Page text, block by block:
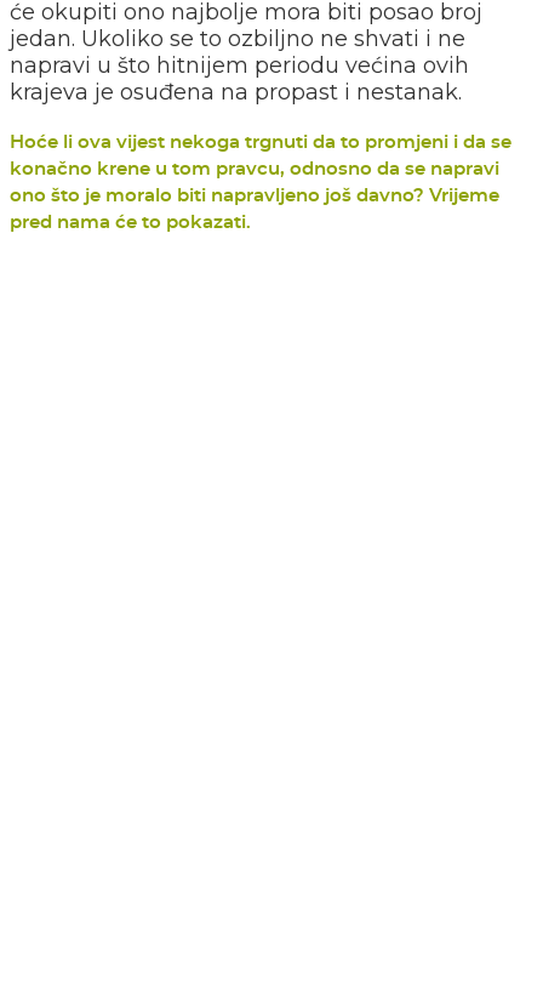
će okupiti ono najbolje mora biti posao broj
jedan. Ukoliko se to ozbiljno ne shvati i ne
napravi u što hitnijem periodu većina ovih
krajeva je osuđena na propast i nestanak.
Hoće li ova vijest nekoga trgnuti da to promjeni i da se
konačno krene u tom pravcu, odnosno da se napravi
ono što je moralo biti napravljeno još davno? Vrijeme
pred nama će to pokazati.